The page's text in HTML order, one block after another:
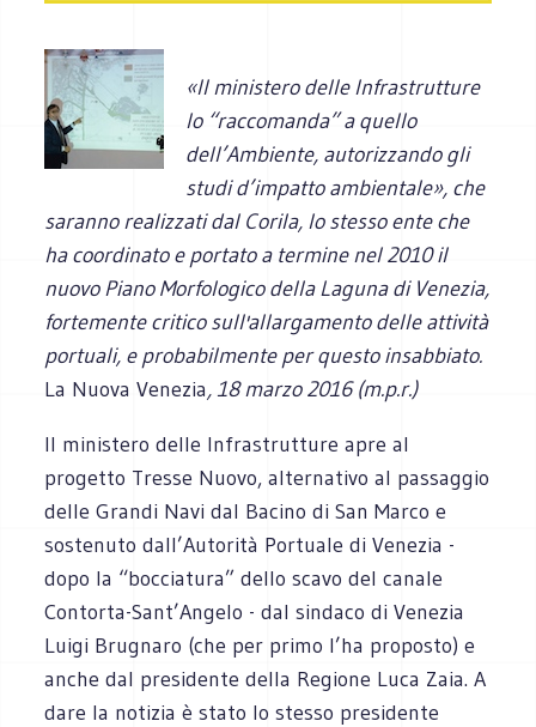
«Il ministero delle Infrastrutture
lo “raccomanda” a quello
dell’Ambiente, autorizzando gli
studi d’impatto ambientale», che
saranno realizzati dal Corila, lo stesso ente che
ha coordinato e portato a termine nel 2010 il
nuovo Piano Morfologico della Laguna di Venezia,
fortemente critico sull'allargamento delle attività
portuali, e probabilmente per questo insabbiato.
La Nuova Venezia, 18 marzo 2016 (m.p.r.)
Il ministero delle Infrastrutture apre al
progetto Tresse Nuovo, alternativo al passaggio
delle Grandi Navi dal Bacino di San Marco e
sostenuto dall’Autorità Portuale di Venezia -
dopo la “bocciatura” dello scavo del canale
Contorta-Sant’Angelo - dal sindaco di Venezia
Luigi Brugnaro (che per primo l’ha proposto) e
anche dal presidente della Regione Luca Zaia. A
dare la notizia è stato lo stesso presidente